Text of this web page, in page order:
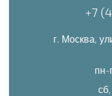
+7
г. Москва,
пн-